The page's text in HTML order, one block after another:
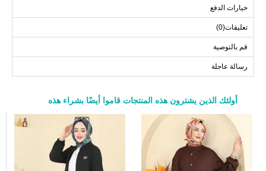
46
118
137
48
122
137
خيارات الدفع
تعليقات(0)
قم بالتوصية
رسالة عاجلة
أولئك الذين يشترون هذه المنتجات قاموا أيضًا بشراء هذه
a>